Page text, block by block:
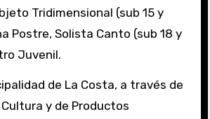
Tridimensional (sub 15 y
Postre, Solista Canto (sub 18 y
Juvenil.
de La Costa, a través de
y de Productos